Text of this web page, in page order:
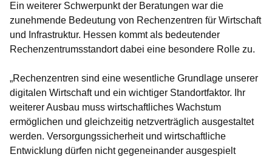
Ein weiterer Schwerpunkt der Beratungen war die
zunehmende Bedeutung von Rechenzentren für Wirtschaft
und Infrastruktur. Hessen kommt als bedeutender
Rechenzentrumsstandort dabei eine besondere Rolle zu.
„Rechenzentren sind eine wesentliche Grundlage unserer
digitalen Wirtschaft und ein wichtiger Standortfaktor. Ihr
weiterer Ausbau muss wirtschaftliches Wachstum
ermöglichen und gleichzeitig netzverträglich ausgestaltet
werden. Versorgungssicherheit und wirtschaftliche
Entwicklung dürfen nicht gegeneinander ausgespielt